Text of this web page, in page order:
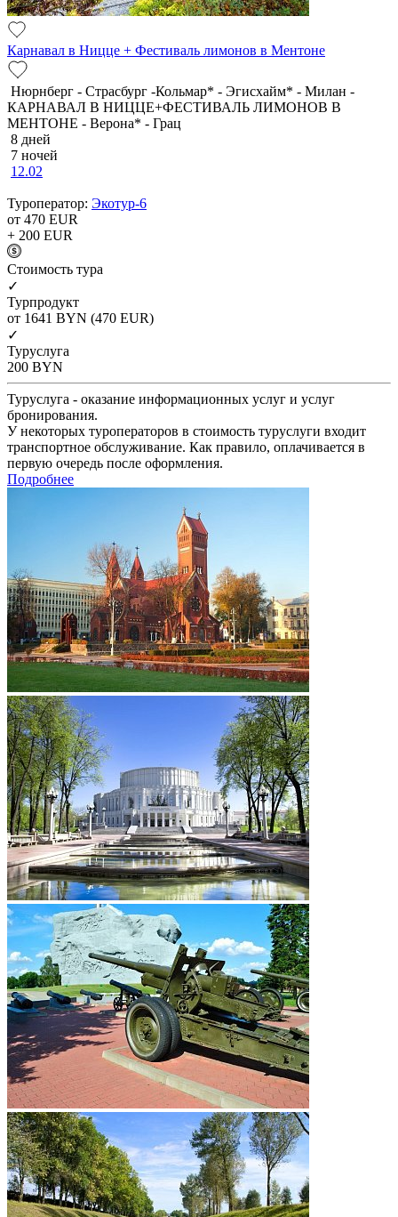
Карнавал в Ницце + Фестиваль лимонов в Ментоне
Нюрнберг - Страсбург -Кольмар* - Эгисхайм* - Милан -
КАРНАВАЛ В НИЦЦЕ+ФЕСТИВАЛЬ ЛИМОНОВ В
МЕНТОНЕ - Верона* - Грац
8 дней
7 ночей
12.02
Туроператор: Экотур-6
от 470 EUR
+ 200 EUR
Cтоимость тура
✓
Турпродукт
от 1641 BYN (470 EUR)
✓
Туруслуга
200 BYN
Туруслуга - оказание информационных услуг и услуг
бронирования.
У некоторых туроператоров в стоимость туруслуги входит
транспортное обслуживание. Как правило, оплачивается в
первую очередь после оформления.
Подробнее